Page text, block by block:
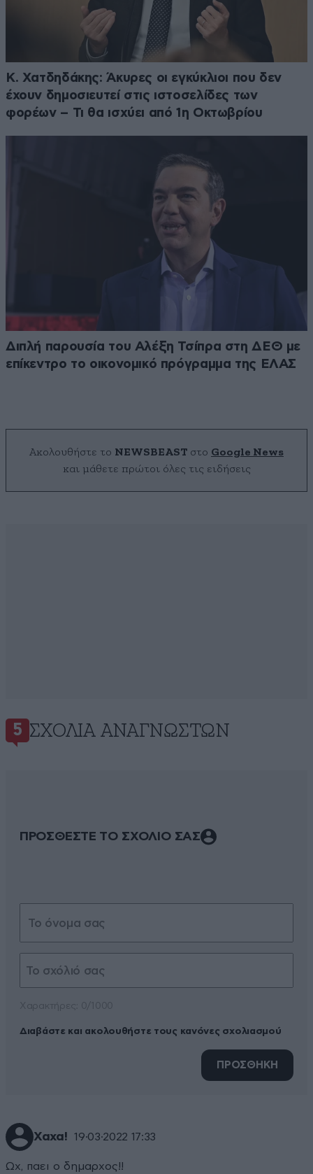
Κ. Χατδηδάκης: Άκυρες οι εγκύκλιοι που δεν
έχουν δημοσιευτεί στις ιστοσελίδες των
φορέων – Τι θα ισχύει από 1η Οκτωβρίου
Διπλή παρουσία του Αλέξη Τσίπρα στη ΔΕΘ με
επίκεντρο το οικονομικό πρόγραμμα της ΕΛΑΣ
Ακολουθήστε το NEWSBEAST στο Google News
και μάθετε πρώτοι όλες τις ειδήσεις
5 ΣΧΌΛΙΑ ΑΝΑΓΝΩΣΤΏΝ
ΠΡΟΣΘΕΣΤΕ ΤΟ ΣΧΟΛΙΟ ΣΑΣ
Διαβάστε και ακολουθήστε τους κανόνες σχολιασμού
ΠΡΟΣΘΗΚΗ
Χαχα! 19·03·2022 17:33
Ωχ, παει ο δημαρχος!!